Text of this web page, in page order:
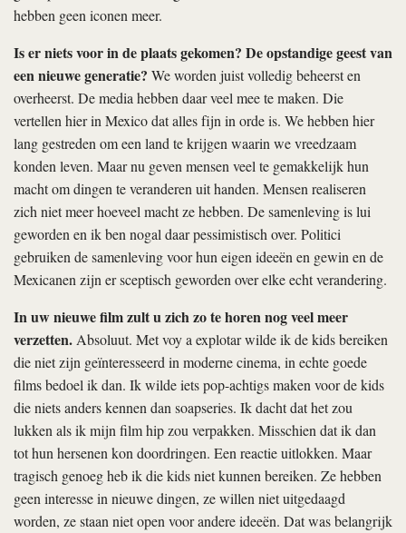
hebben geen iconen meer.
Is er niets voor in de plaats gekomen? De opstandige geest van
een nieuwe generatie? We worden juist volledig beheerst en
overheerst. De media hebben daar veel mee te maken. Die
vertellen hier in Mexico dat alles fijn in orde is. We hebben hier
lang gestreden om een land te krijgen waarin we vreedzaam
konden leven. Maar nu geven mensen veel te gemakkelijk hun
macht om dingen te veranderen uit handen. Mensen realiseren
zich niet meer hoeveel macht ze hebben. De samenleving is lui
geworden en ik ben nogal daar pessimistisch over. Politici
gebruiken de samenleving voor hun eigen ideeën en gewin en de
Mexicanen zijn er sceptisch geworden over elke echt verandering.
In uw nieuwe film zult u zich zo te horen nog veel meer
verzetten.Absoluut. Metvoy a explotarwilde ik de kids bereiken
die niet zijn geïnteresseerd in moderne cinema, in echte goede
films bedoel ik dan. Ik wilde iets pop-achtigs maken voor de kids
die niets anders kennen dan soapseries. Ik dacht dat het zou
lukken als ik mijn film hip zou verpakken. Misschien dat ik dan
tot hun hersenen kon doordringen. Een reactie uitlokken. Maar
tragisch genoeg heb ik die kids niet kunnen bereiken. Ze hebben
geen interesse in nieuwe dingen, ze willen niet uitgedaagd
worden, ze staan niet open voor andere ideeën. Dat was belangrijk